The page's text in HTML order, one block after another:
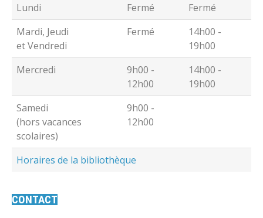
Lundi
Fermé
Fermé
Mardi, Jeudi
et Vendredi
Fermé
14h00 -
19h00
Mercredi
9h00 -
12h00
14h00 -
19h00
Samedi
(hors vacances
scolaires)
9h00 -
12h00
Horaires de la bibliothèque
CONTACT